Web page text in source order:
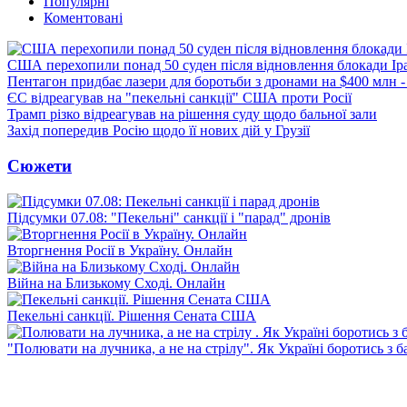
Коментовані
США перехопили понад 50 суден після відновлення блокади
Пентагон придбає лазери для боротьби з дронами на $400 млн
ЄС відреагував на "пекельні санкції" США проти Росії
Трамп різко відреагував на рішення суду щодо бальної зали
Захід попередив Росію щодо її нових дій у Грузії
Сюжети
Підсумки 07.08: "Пекельні" санкції і "парад" дронів
Вторгнення Росії в Україну. Онлайн
Війна на Близькому Сході. Онлайн
Пекельні санкції. Рішення Сената США
"Полювати на лучника, а не на стрілу". Як Україні боротись з